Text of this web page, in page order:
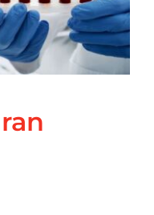
Principal
Salud